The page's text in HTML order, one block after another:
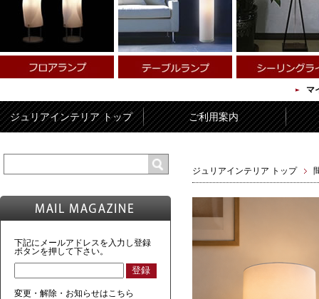
マ
ジュリアインテリア トップ ご利用案内
ジュリアインテリア トップ
下記にメールアドレスを入力し登録
ボタンを押して下さい。
変更・解除・お知らせはこちら